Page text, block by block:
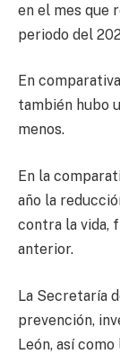
en el mes que
periodo del
En
también hubo
menos.
En la
año la
contra la vida,
anterior.
La Secretaría
prevención,
León, así